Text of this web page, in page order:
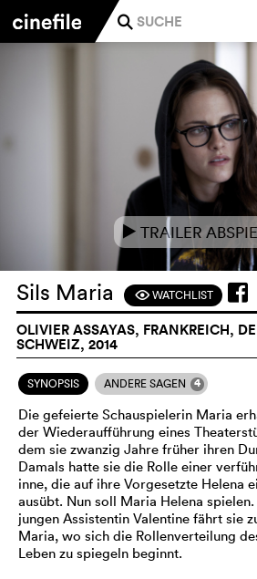
j
e TRAILER
Sils Maria FWATCHLIST
OLIVIER ASSAYAS, FRANKREICH,
SCHWEIZ, 2014
SYNOPSIS ANDERE SAGEN 4
Die gefeierte Schauspielerin Maria
der Wiederaufführung eines
dem sie zwanzig Jahre früher ihren
Damals hatte sie die Rolle einer
inne, die auf ihre Vorgesetzte Helena
ausübt. Nun soll Maria Helena
jungen Assistentin Valentine fährt sie
Maria, wo sich die Rollenverteilung
Leben zu spiegeln beginnt.